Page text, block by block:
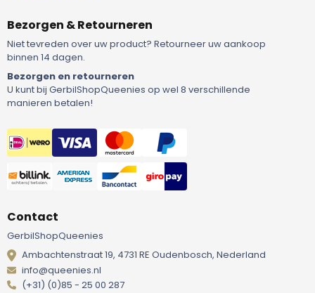
Bezorgen & Retourneren
Niet tevreden over uw product? Retourneer uw aankoop
binnen 14 dagen.
Bezorgen en retourneren
U kunt bij GerbilShopQueenies op wel 8 verschillende
manieren betalen!
Contact
GerbilShopQueenies
Ambachtenstraat 19, 4731 RE Oudenbosch, Nederland
info@queenies.nl
(+31) (0)85 - 25 00 287